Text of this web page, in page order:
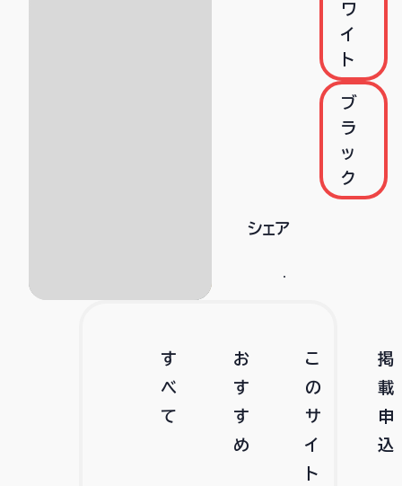
ワ
イ
ト
ブ
ラ
ッ
ク
シェア
す
べ
て
お
す
す
め
こ
の
サ
イ
ト
掲
載
申
込